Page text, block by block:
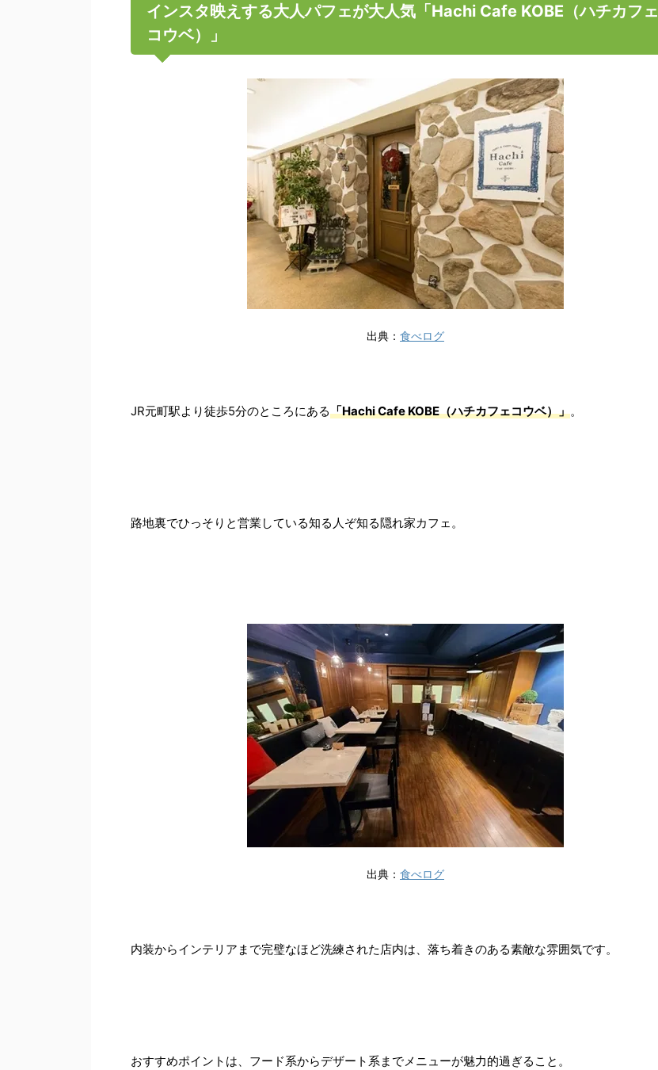
インスタ映えする大人パフェが大人気「Hachi Cafe KOBE（ハチカフェ
コウベ）」
出典： 食べログ
JR元町駅より徒歩5分のところにある「Hachi Cafe KOBE（ハチカフェコウベ）」。
路地裏でひっそりと営業している知る人ぞ知る隠れ家カフェ。
出典： 食べログ
内装からインテリアまで完璧なほど洗練された店内は、落ち着きのある素敵な雰囲気です。
おすすめポイントは、フード系からデザート系までメニューが魅力的過ぎること。